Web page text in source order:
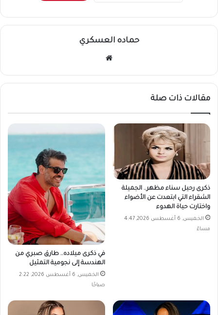
حماده العسكري
مقالات ذات صلة
ذكرى رحيل سناء مظهر.. الجميلة
الشقراء التي ابتعدت عن الأضواء
واختارت حياة الهدوء
الخميس, 6 أغسطس 2026, 4:47
مساءً
في ذكرى ميلاده.. طارق صبري من
الهندسة إلى نجومية التمثيل
الخميس, 6 أغسطس 2026, 2:22
صباحًا